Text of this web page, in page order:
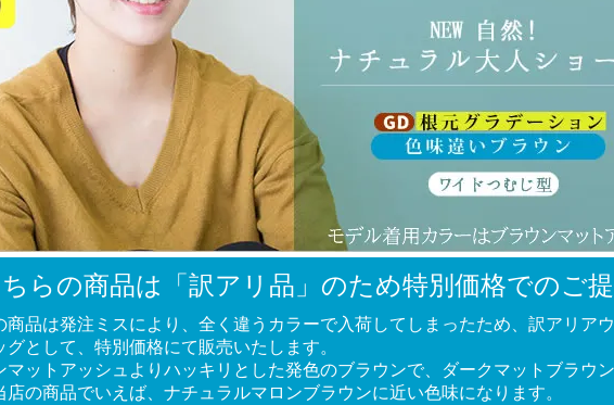
らの商品は「訳アリ品」のため特別価格でのご
商品は発注ミスにより、全く違うカラーで入荷してしまったため、訳アリア
グとして、特別価格にて販売いたします。
マットアッシュよりハッキリとした発色のブラウンで、ダークマットブラウ
店の商品でいえば、ナチュラルマロンブラウンに近い色味になります。